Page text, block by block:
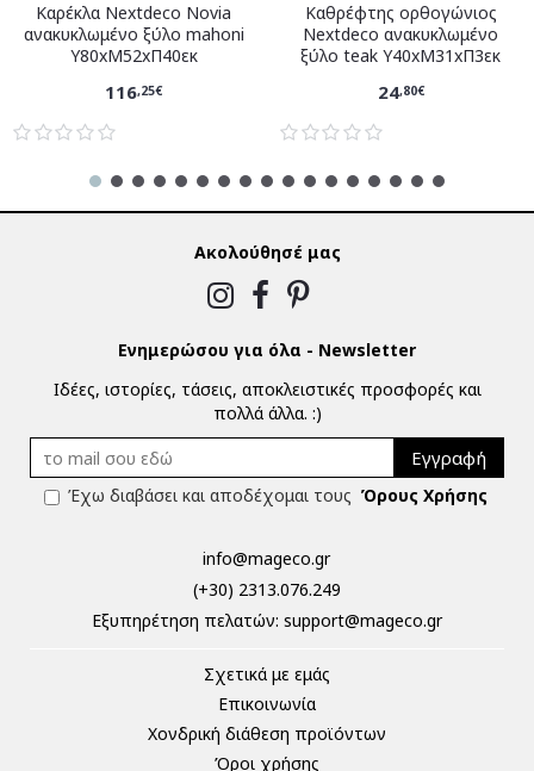
Καρέκλα Nextdeco Novia
ανακυκλωμένο ξύλο mahoni
Υ80xM52xΠ40εκ
116,25€
Καθρέφτης ορθογώνιος
Nextdeco ανακυκλωμένο
ξύλο teak Υ40xM31xΠ3εκ
24,80€
Ακολούθησέ μας
Ενημερώσου για όλα - Newsletter
Ιδέες, ιστορίες, τάσεις, αποκλειστικές προσφορές και
πολλά άλλα. :)
Εγγραφή
Έχω διαβάσει και αποδέχομαι τους Όρους Χρήσης
info@mageco.gr
(+30) 2313.076.249
Eξυπηρέτηση πελατών: support@mageco.gr
Σχετικά με εμάς
Επικοινωνία
Χονδρική διάθεση προϊόντων
Όροι χρήσης